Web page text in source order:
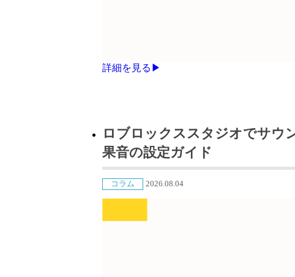
詳細を見る▶
ロブロックススタジオでサウ
果音の設定ガイド
コラム 2026.08.04